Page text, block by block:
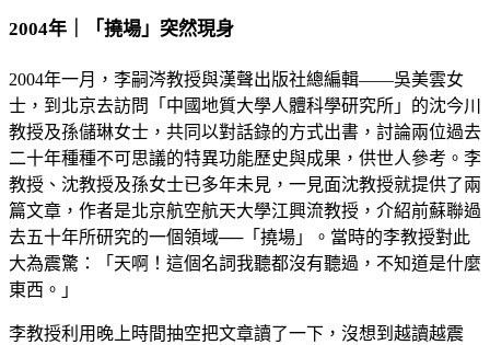
2004年｜「撓場」突然現身
2004年一月，李嗣涔教授與漢聲出版社總編輯——吳美雲女
士，到北京去訪問「中國地質大學人體科學研究所」的沈今川
教授及孫儲琳女士，共同以對話錄的方式出書，討論兩位過去
二十年種種不可思議的特異功能歷史與成果，供世人參考。李
教授、沈教授及孫女士已多年未見，一見面沈教授就提供了兩
篇文章，作者是北京航空航天大學江興流教授，介紹前蘇聯過
去五十年所研究的一個領域──「撓場」。當時的李教授對此
大為震驚：「天啊！這個名詞我聽都沒有聽過，不知道是什麼
東西。」
李教授利用晚上時間抽空把文章讀了一下，沒想到越讀越震